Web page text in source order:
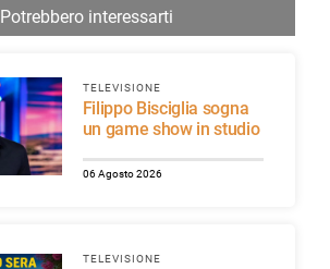
Potrebbero interessarti
TELEVISIONE
Filippo Bisciglia sogna
un game show in studio
06 Agosto 2026
TELEVISIONE